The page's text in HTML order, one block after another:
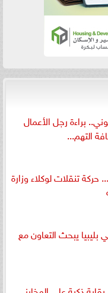
براءة رجل الأعمال
التهم...
تنقلات لوكلاء وزارة
بليبيا يبحث التعاون مع